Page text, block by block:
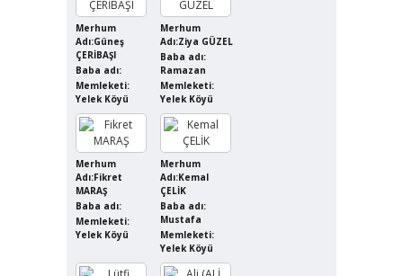
Merhum
Adı:Güneş
ÇERİBAŞI
Baba adı:
Memleketi:
Yelek Köyü
Merhum
Adı:Ziya GÜZEL
Baba adı:
Ramazan
Memleketi:
Yelek Köyü
Merhum
Adı:Fikret
MARAŞ
Baba adı:
Memleketi:
Yelek Köyü
Merhum
Adı:Kemal
ÇELİK
Baba adı:
Mustafa
Memleketi:
Yelek Köyü